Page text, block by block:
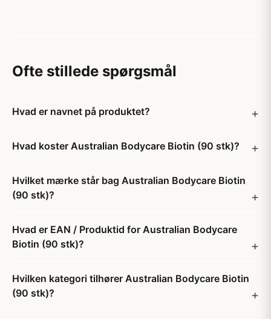
Ofte stillede spørgsmål
Hvad er navnet på produktet?
Hvad koster Australian Bodycare Biotin (90 stk)?
Hvilket mærke står bag Australian Bodycare Biotin
(90 stk)?
Hvad er EAN / Produktid for Australian Bodycare
Biotin (90 stk)?
Hvilken kategori tilhører Australian Bodycare Biotin
(90 stk)?